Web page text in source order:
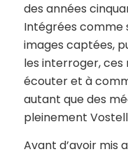
des années
Intégrées comme
images captées,
les interroger,
écouter et à
autant que des
pleinement
Avant d’avoir mis